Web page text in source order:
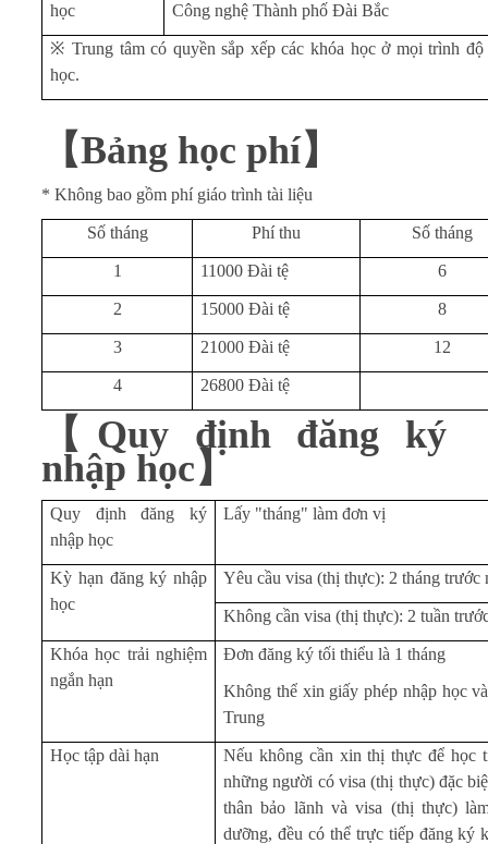
học
Công nghệ Thành phố Đài Bắc
※ Trung tâm có quyền sắp xếp các khóa học ở mọi trình
học.
【Bảng học phí】
* Không bao gồm phí giáo trình tài liệu
Số tháng Phí thu Số tháng
1 11000 Đài tệ 6
2 15000 Đài tệ 8
3 21000 Đài tệ 12
4 26800 Đài tệ
【 Quyđịnh đăng ký
nhập học】
Quy định đăng ký
nhập học
Lấy "tháng" làm đơn vị
Kỳ hạn đăng ký nhập
học
Yêu cầu visa (thị thực): 2 tháng trước
Không cần visa (thị thực): 2 tuần
Khóa học trải nghiệm
ngắn hạn
Đơn đăng ký tối thiểu là 1 tháng
Không thể xin giấy phép nhập học
Trung
Học tập dài hạn
Nếu không cần xin thị thực để học
những người có visa (thị thực) đặc
thân bảo lãnh và visa (thị thực)
dưỡng, đều có thể trực tiếp đăng ký